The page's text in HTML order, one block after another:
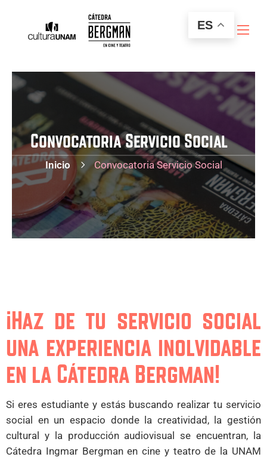
Convocatoria Servicio Social
Inicio Convocatoria Servicio Social
¡Haz de tu servicio social
una experiencia inolvidable
en la Cátedra Bergman!
Si eres estudiante y estás buscando realizar tu servicio
social en un espacio donde la creatividad, la gestión
cultural y la producción audiovisual se encuentran, la
Cátedra Ingmar Bergman en cine y teatro de la UNAM
ES